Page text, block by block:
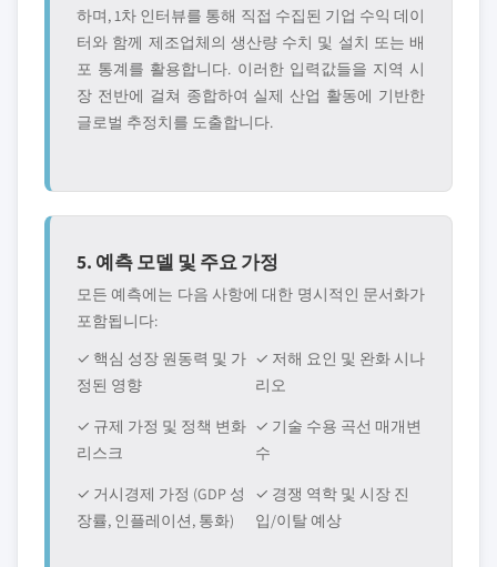
하며, 1차 인터뷰를 통해 직접 수집된 기업 수익 데이
터와 함께 제조업체의 생산량 수치 및 설치 또는 배
포 통계를 활용합니다. 이러한 입력값들을 지역 시
장 전반에 걸쳐 종합하여 실제 산업 활동에 기반한
글로벌 추정치를 도출합니다.
5. 예측 모델 및 주요 가정
모든 예측에는 다음 사항에 대한 명시적인 문서화가
포함됩니다:
✓ 핵심 성장 원동력 및 가
정된 영향
✓ 저해 요인 및 완화 시나
리오
✓ 규제 가정 및 정책 변화
리스크
✓ 기술 수용 곡선 매개변
수
✓ 거시경제 가정 (GDP 성
장률, 인플레이션, 통화)
✓ 경쟁 역학 및 시장 진
입/이탈 예상